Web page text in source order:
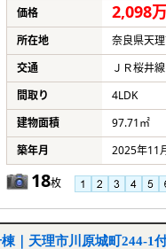
価格 2,098
所在地
奈良県天
交通
ＪＲ桜井
間取り
4LDK
建物面積
97.71㎡
築年月
2025年11
18枚
｜天理市川原城町244-1